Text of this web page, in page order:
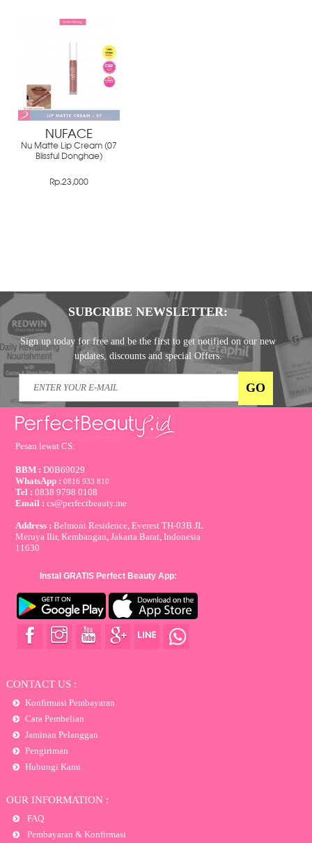
NUFACE
Nu Matte Lip Cream (07
Blissful Donghae)
Rp.23,000
SUBCRIBE NEWSLETTER:
Sign up today for free and be the first to get notified on our new
updates, discounts and special Offers.
Pesan lewat CS:
BBM : D0B69029
WhatsApp :0816 933 810
Tel :0838 9798 0108
Email :cs@perfectbeauty.me
Address : Belmont Residence, Everest TH-03B JL
Meruya Ilir, Kembangan, Jakarta Barat, Indonesia
11630
Instal GRATIS Perfect Beauty App:
CONTACT US :
Konfirmasi Pembayaran
Cara Pembelian
Jaminan Pelanggan
Pengiriman
Hubungi Kami
OUR INFORMATION :
FAQ
Pembayaran & Konfirmasi